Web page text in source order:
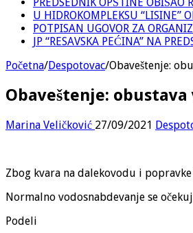
U HIDROKOMPLEKSU “LISINE”
POTPISAN UGOVOR ZA
JP “RESAVSKA PEĆINA” NA
Početna/Despotovac/Obaveštenje:
Obaveštenje:
Marina Veličković 27/09/2021
Zbog kvara na dalekovodu i
Normalno vodosnabdevanje se
Podeli